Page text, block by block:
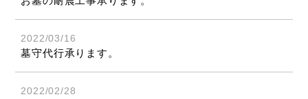
2022/03/16
墓守代行承ります。
2022/02/28